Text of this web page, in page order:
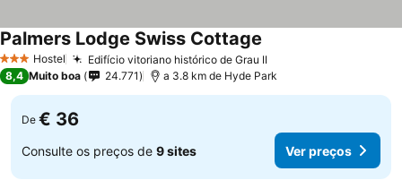
3 EstrelasHostel Edifício vitoriano histórico de Grau II
Palmers Lodge Swiss Cottage
8,4 Muito boa 24.771 a 3.8 km de Hyde Park
De € 36
Consulte os preços de 9 sites Ver preços